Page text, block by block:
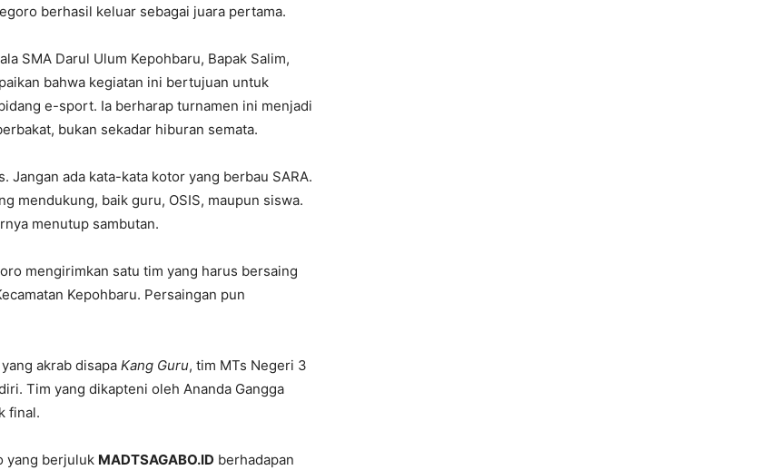
berhasil keluar sebagai juara pertama.
SMA Darul Ulum Kepohbaru, Bapak Salim,
bahwa kegiatan ini bertujuan untuk
e-sport. Ia berharap turnamen ini menjadi
bukan sekadar hiburan semata.
ada kata-kata kotor yang berbau SARA.
mendukung, baik guru, OSIS, maupun siswa.
menutup sambutan.
mengirimkan satu tim yang harus bersaing
Kepohbaru. Persaingan pun
akrab disapa Kang Guru, tim MTs Negeri 3
Tim yang dikapteni oleh Ananda Gangga
final.
yang berjuluk MADTSAGABO.ID berhadapan